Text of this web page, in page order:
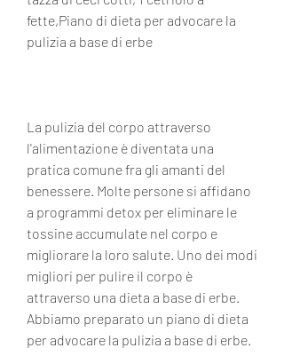
fette,Piano di dieta per advocare la
pulizia a base di erbe
La pulizia del corpo attraverso
l'alimentazione è diventata una
pratica comune fra gli amanti del
benessere. Molte persone si affidano
a programmi detox per eliminare le
tossine accumulate nel corpo e
migliorare la loro salute. Uno dei modi
migliori per pulire il corpo è
attraverso una dieta a base di erbe.
Abbiamo preparato un piano di dieta
per advocare la pulizia a base di erbe.